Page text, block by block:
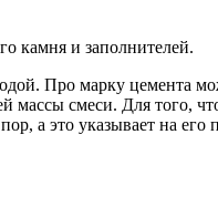
камня и заполнителей.
Про марку цемента
массы смеси. Для того,
а это указывает на его